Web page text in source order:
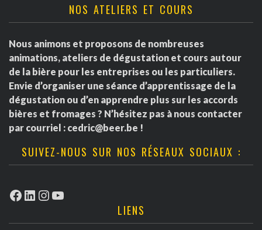
NOS ATELIERS ET COURS
Nous animons et proposons de nombreuses
animations, ateliers de dégustation et cours autour
de la bière pour les entreprises ou les particuliers.
Envie d’organiser une séance d’apprentissage de la
dégustation ou d’en apprendre plus sur les accords
bières et fromages ? N’hésitez pas à nous contacter
par courriel : cedric@beer.be !
SUIVEZ-NOUS SUR NOS RÉSEAUX SOCIAUX :
Facebook
LinkedIn
Instagram
YouTube
LIENS